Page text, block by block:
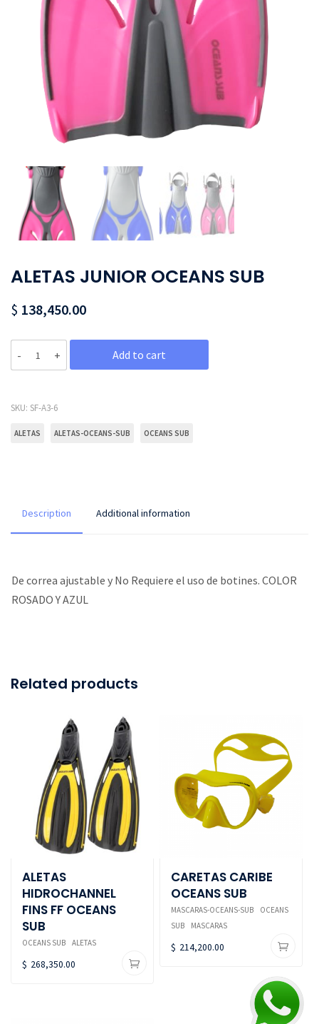
ALETAS JUNIOR OCEANS SUB
$ 138,450.00
Add to cart
SKU: SF-A3-6
ALETAS ALETAS-OCEANS-SUB OCEANS SUB
Description Additional information
De correa ajustable y No Requiere el uso de botines. COLOR
ROSADO Y AZUL
Related products
ALETAS
HIDROCHANNEL
FINS FF OCEANS
SUB
OCEANS SUB ALETAS
$ 268,350.00
CARETAS CARIBE
OCEANS SUB
MASCARAS-OCEANS-SUB
OCEANS
SUB
MASCARAS
$ 214,200.00